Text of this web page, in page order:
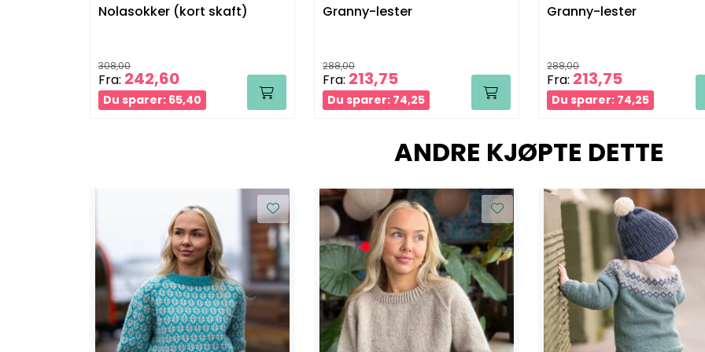
Nolasokker (kort skaft)
308,00
Fra: 242,60
Du sparer: 65,40
Granny-lester
288,00
Fra: 213,75
Du sparer: 74,25
Granny-lester
288,00
Fra: 213,75
Du sparer: 74,25
ANDRE KJØPTE DETTE